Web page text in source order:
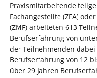
Praxismitarbeitende
Fachangestellte (ZFA)
(ZMF) arbeiteten 613
Berufserfahrung von
der Teilnehmenden
Berufserfahrung von 12
über 29 Jahren